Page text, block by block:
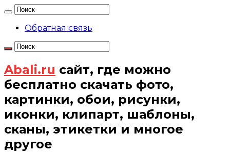
Обратная связь
Abali.ru сайт, где можно
бесплатно скачать фото,
картинки, обои, рисунки,
иконки, клипарт, шаблоны,
сканы, этикетки и многое
другое